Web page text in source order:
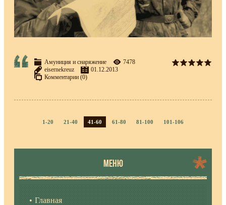
Амуниция и снаряжение
7478
eisernekreuz
01.12.2013
Комментарии (0)
1-20 21-40 41-60 61-80 81-100 101-106
МЕНЮ
Главная